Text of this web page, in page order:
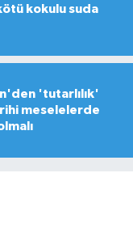
kokulu suda
'tutarlılık'
meselelerde